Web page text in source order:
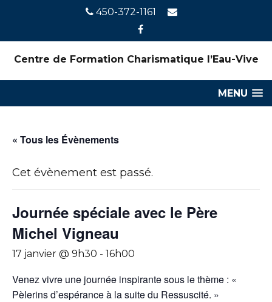
450-372-1161
Centre de Formation Charismatique l’Eau-Vive
MENU
« Tous les Évènements
Cet évènement est passé.
Journée spéciale avec le Père
Michel Vigneau
17 janvier @ 9h30 - 16h00
Venez vivre une journée inspirante sous le thème : «
Pèlerins d’espérance à la suite du Ressuscité. »